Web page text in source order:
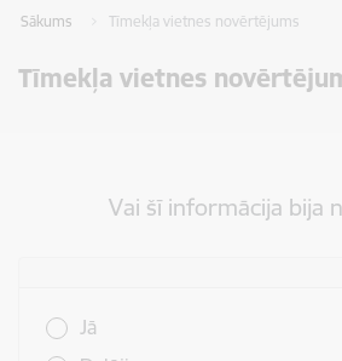
Sākums Tīmekļa vietnes novērtējums
Tīmekļa vietnes
Vai šī informācija bija
Jā